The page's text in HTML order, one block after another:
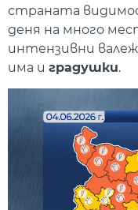
страната
деня на много
интензивни
има и градушки.